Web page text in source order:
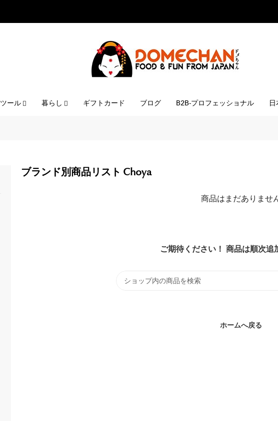
ツール 暮らし ギフトカード ブログ B2B-プロフェッショナル
ブランド別商品リスト Choya
商品はまだありませ
ご期待ください！ 商品は順次追
ホームへ戻る